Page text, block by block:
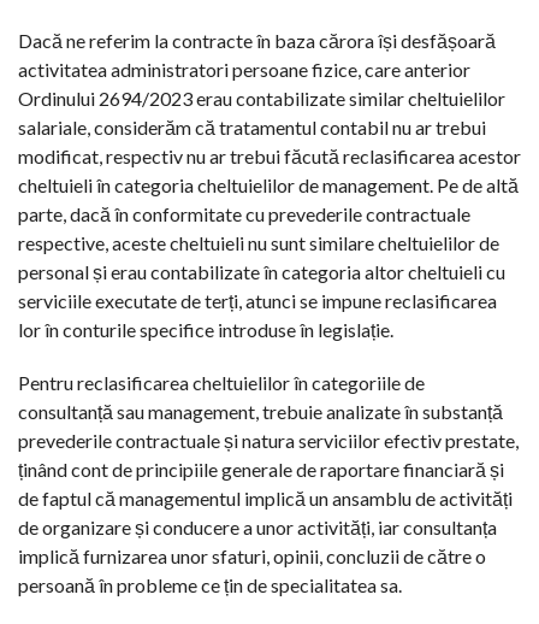
Dacă ne referim la contracte în baza cărora își desfășoară
activitatea administratori persoane fizice, care anterior
Ordinului 2694/2023 erau contabilizate similar cheltuielilor
salariale, considerăm că tratamentul contabil nu ar trebui
modificat, respectiv nu ar trebui făcută reclasificarea acestor
cheltuieli în categoria cheltuielilor de management. Pe de altă
parte, dacă în conformitate cu prevederile contractuale
respective, aceste cheltuieli nu sunt similare cheltuielilor de
personal și erau contabilizate în categoria altor cheltuieli cu
serviciile executate de terți, atunci se impune reclasificarea
lor în conturile specifice introduse în legislație.
Pentru reclasificarea cheltuielilor în categoriile de
consultanță sau management, trebuie analizate în substanță
prevederile contractuale și natura serviciilor efectiv prestate,
ținând cont de principiile generale de raportare financiară și
de faptul că managementul implică un ansamblu de activități
de organizare și conducere a unor activități, iar consultanța
implică furnizarea unor sfaturi, opinii, concluzii de către o
persoană în probleme ce țin de specialitatea sa.